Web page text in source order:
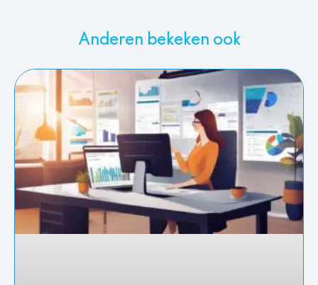
Anderen bekeken ook